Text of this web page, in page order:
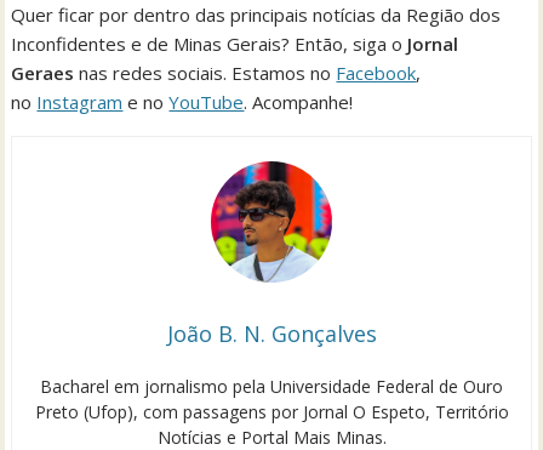
Quer ficar por dentro das principais notícias da Região dos
Inconfidentes e de Minas Gerais? Então, siga o Jornal
Geraesnas redes sociais. Estamos no Facebook,
no Instagram e noYouTube. Acompanhe!
João B. N. Gonçalves
Bacharel em jornalismo pela Universidade Federal de Ouro
Preto (Ufop), com passagens por Jornal O Espeto, Território
Notícias e Portal Mais Minas.